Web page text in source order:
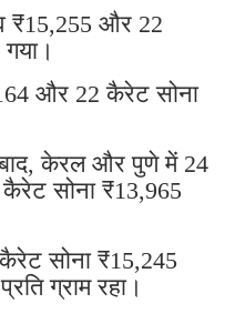
₹15,255 और 22
और 22 कैरेट सोना
केरल और पुणे में 24
सोना ₹13,965
सोना ₹15,245
ग्राम रहा।